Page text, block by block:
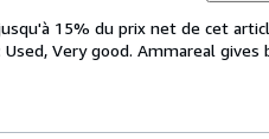
15% du prix net de cet
Used, Very good. Ammareal